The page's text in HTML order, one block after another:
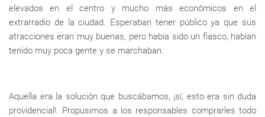
elevados en el centro y mucho más económicos en el
extrarradio de la ciudad. Esperaban tener público ya que sus
atracciones eran muy buenas, pero había sido un fiasco, habían
tenido muy poca gente y se marchaban.
Aquella era la solución que buscábamos, ¡sí, esto era sin duda
providencial!. Propusimos a los responsables comprarles todo